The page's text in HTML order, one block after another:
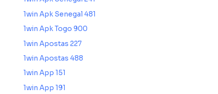
1win Apk Senegal 481
1win Apk Togo 900
1win Apostas 227
1win Apostas 488
1win App 151
1win App 191